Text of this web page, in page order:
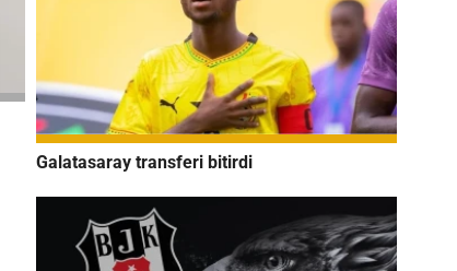
Galatasaray transferi bitirdi